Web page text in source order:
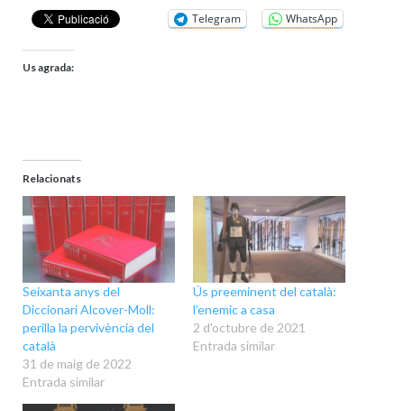
Telegram WhatsApp
Us agrada:
Relacionats
Seixanta anys del
Diccionari Alcover-Moll:
perilla la pervivència del
català
31 de maig de 2022
Entrada similar
Ús preeminent del català:
l’enemic a casa
2 d'octubre de 2021
Entrada similar